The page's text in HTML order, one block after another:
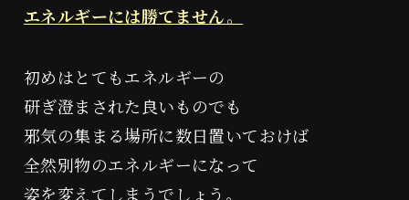
エネルギーには勝てません。
初めはとてもエネルギーの
研ぎ澄まされた良いものでも
邪気の集まる場所に数日置いておけば
全然別物のエネルギーになって
姿を変えてしまうでしょう。